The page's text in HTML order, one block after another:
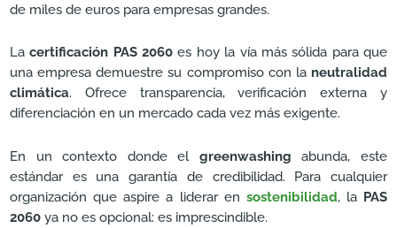
de miles de euros para empresas grandes.
Lacertificación PAS 2060 es hoy la vía más sólida para que
una empresa demuestre su compromiso con la neutralidad
climática. Ofrece transparencia, verificación externa y
diferenciación en un mercado cada vez más exigente.
En un contexto donde el greenwashing abunda, este
estándar es una garantía de credibilidad. Para cualquier
organización que aspire a liderar en sostenibilidad, la PAS
2060 ya no es opcional: es imprescindible.